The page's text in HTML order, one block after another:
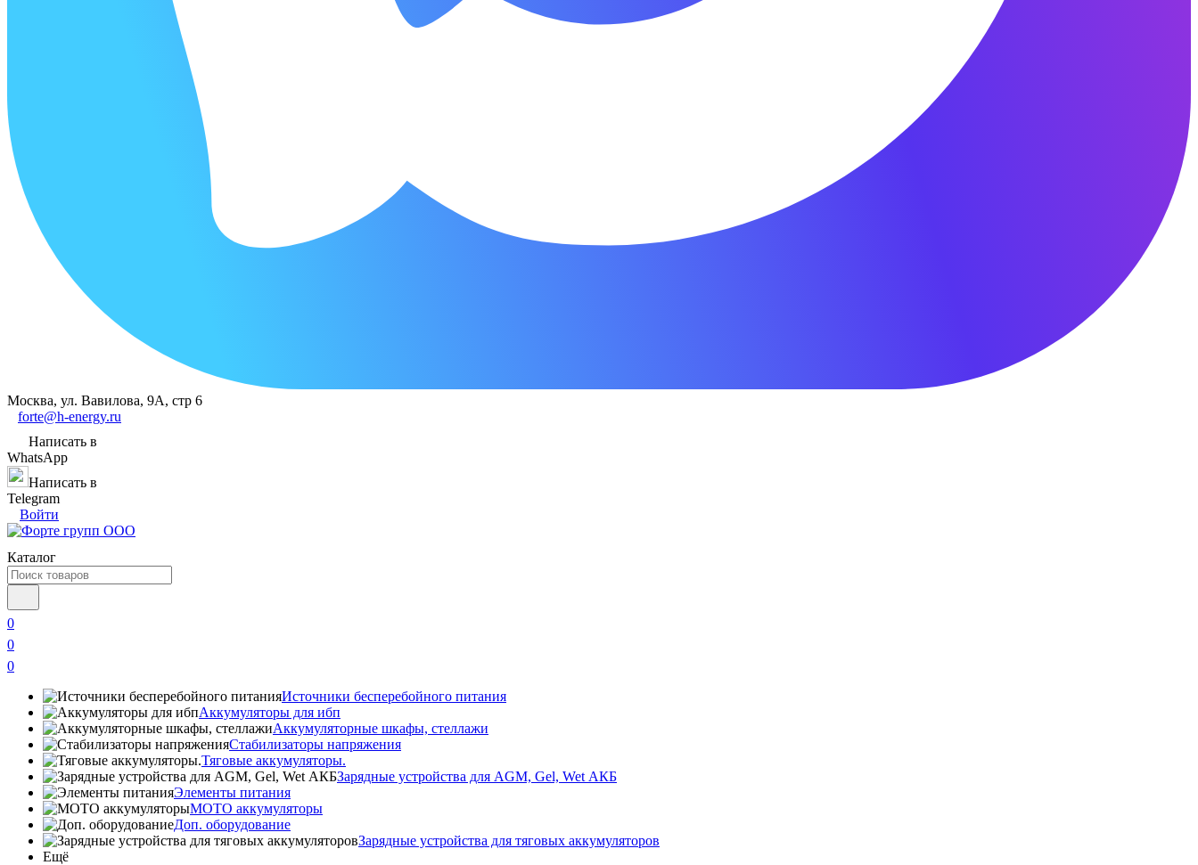
Москва, ул. Вавилова, 9А, стр 6
forte@h-energy.ru
Написать в
WhatsApp
Написать в
Telegram
Войти
Каталог
0
0
0
Источники бесперебойного питания
Аккумуляторы для ибп
Аккумуляторные шкафы, стеллажи
Стабилизаторы напряжения
Тяговые аккумуляторы.
Зарядные устройства для AGM, Gel, Wet АКБ
Элементы питания
МОТО аккумуляторы
Доп. оборудование
Зарядные устройства для тяговых аккумуляторов
Ещё